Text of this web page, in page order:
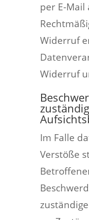
per E-Mail
Widerruf
Widerruf
Im Falle
Verstöße